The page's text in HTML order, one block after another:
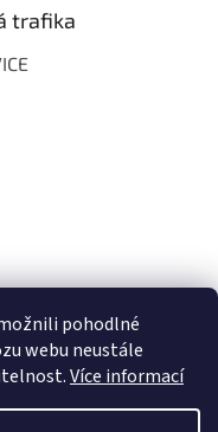
pohodlné
webu neustále
Více informací
trafika